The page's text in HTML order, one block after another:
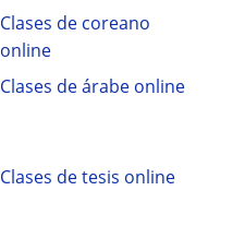
Clases de coreano
online
Clases de árabe online
Clases de tesis online